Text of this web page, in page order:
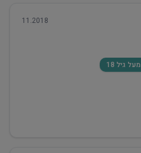
11.2018
מעל גיל 18